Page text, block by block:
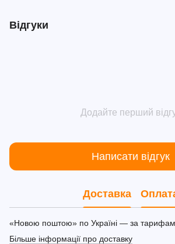
Відгуки
Додайте перший
Написати відгук
Доставка
«Новою поштою» по Україні — за
Більше інформації про доставку